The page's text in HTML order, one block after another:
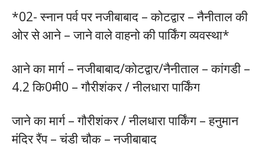
*02- स्नान पर्व पर नजीबाबाद – कोटद्वार – नैनीताल की
ओर से आने – जाने वाले वाहनो की पार्किंग व्यवस्था*
आने का मार्ग – नजीबाबाद/कोटद्वार/नैनीताल – कांगडी –
4.2 कि0मी0 – गौरीशंकर / नीलधारा पार्किंग
जाने का मार्ग – गौरीशंकर / नीलधारा पार्किंग – हनुमान
मंदिर रैंप – चंडी चौक – नजीबाबाद